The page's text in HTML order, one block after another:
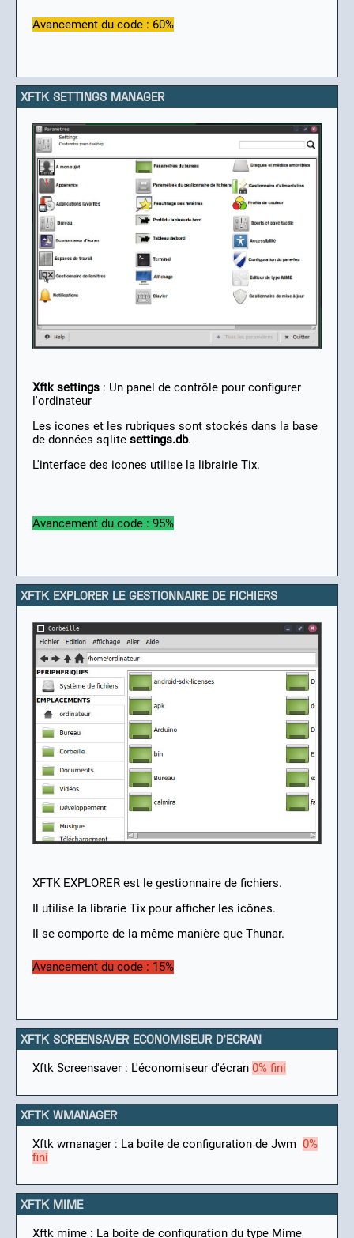
Avancement du code : 60%
XFTK SETTINGS MANAGER
Xftk settings : Un panel de contrôle pour configurer
l'ordinateur
Les icones et les rubriques sont stockés dans la base
de données sqlite settings.db.
L'interface des icones utilise la librairie Tix.
Avancement du code : 95%
XFTK EXPLORER LE GESTIONNAIRE DE FICHIERS
XFTK EXPLORER est le gestionnaire de fichiers.
Il utilise la librarie Tix pour afficher les icônes.
Il se comporte de la même manière que Thunar.
Avancement du code : 15%
XFTK SCREENSAVER ECONOMISEUR D'ECRAN
Xftk Screensaver : L'économiseur d'écran 0% fini
XFTK WMANAGER
Xftk wmanager : La boite de configuration de Jwm 0%
fini
XFTK MIME
Xftk mime : La boite de configuration du type Mime